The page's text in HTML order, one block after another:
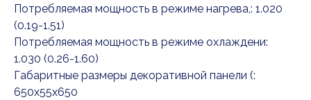
Потребляемая мощность в режиме нагрева,: 1.020
(0.19-1.51)
Потребляемая мощность в режиме охлаждени:
1.030 (0.26-1.60)
Габаритные размеры декоративной панели (:
650x55x650